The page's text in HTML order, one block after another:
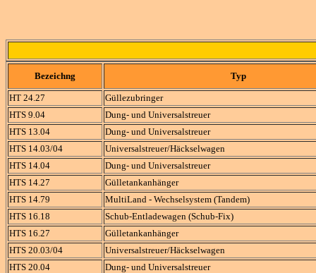
Bezeichng Typ
HT 24.27
Güllezubringer
HTS 9.04
Dung- und Universalstreuer
HTS 13.04
Dung- und Universalstreuer
HTS 14.03/04
Universalstreuer/Häckselwagen
HTS 14.04
Dung- und Universalstreuer
HTS 14.27
Gülletankanhänger
HTS 14.79
MultiLand - Wechselsystem (Tandem)
HTS 16.18
Schub-Entladewagen (Schub-Fix)
HTS 16.27
Gülletankanhänger
HTS 20.03/04
Universalstreuer/Häckselwagen
HTS 20.04
Dung- und Universalstreuer